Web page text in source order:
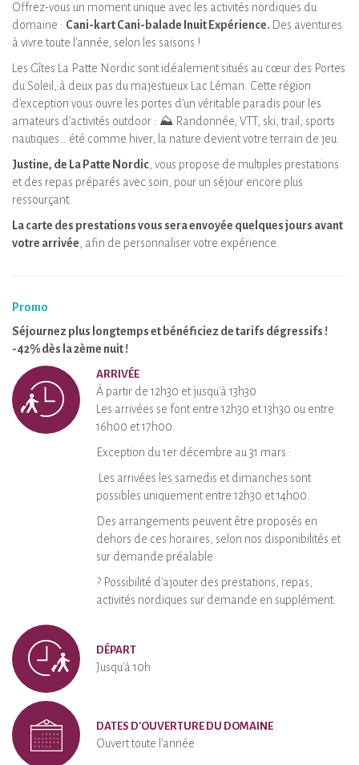
Offrez-vous un moment unique avec les activités nordiques du
domaine : Cani-kart Cani-balade Inuit Expérience. Des aventures
à vivre toute l’année, selon les saisons !
Les Gîtes La Patte Nordic sont idéalement situés au cœur des Portes
du Soleil, à deux pas du majestueux Lac Léman. Cette région
d'exception vous ouvre les portes d’un véritable paradis pour les
amateurs d’activités outdoor : ⛰️ Randonnée, VTT, ski, trail, sports
nautiques… été comme hiver, la nature devient votre terrain de jeu.
Justine, de La Patte Nordic , vous propose de multiples prestations
et des repas préparés avec soin, pour un séjour encore plus
ressourçant.
La carte des prestations vous sera envoyée quelques jours avant
votre arrivée , afin de personnaliser votre expérience.
Promo
Séjournez plus longtemps et bénéficiez de tarifs dégressifs !
-42% dès la 2ème nuit !
ARRIVÉE
À partir de 12h30 et jusqu'à 13h30
Les arrivées se font entre 12h30 et 13h30 ou entre
16h00 et 17h00.
Exception du 1er décembre au 31 mars :
Les arrivées les samedis et dimanches sont
possibles uniquement entre 12h30 et 14h00.
Des arrangements peuvent être proposés en
dehors de ces horaires, selon nos disponibilités et
sur demande préalable.
? Possibilité d'ajouter des prestations, repas,
activités nordiques sur demande en supplément.
DÉPART
Jusqu'à 10h
DATES D'OUVERTURE DU DOMAINE
Ouvert toute l'année